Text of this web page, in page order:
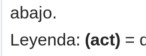
abajo.
Leyenda: (act) =